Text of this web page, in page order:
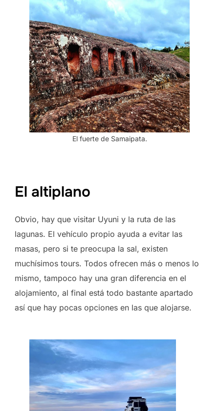
El fuerte de Samaipata.
El altiplano
Obvio, hay que visitar Uyuni y la ruta de las
lagunas. El vehículo propio ayuda a evitar las
masas, pero si te preocupa la sal, existen
muchísimos tours. Todos ofrecen más o menos lo
mismo, tampoco hay una gran diferencia en el
alojamiento, al final está todo bastante apartado
así que hay pocas opciones en las que alojarse.